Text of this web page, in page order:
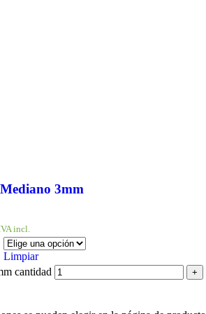
3mm
incl.
Limpiar
cantidad
+